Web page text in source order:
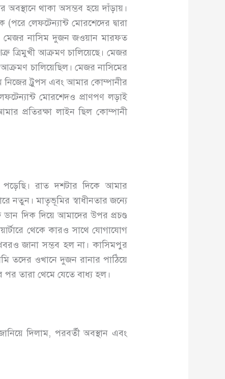
থাকা অসম্ভব হয়ে দাঁড়ায়।
লেফটেন্যান্ট মোরশেদের দ্বারা
মেজর নাসিম দুজন জওয়ান মারফত
ত্রিমুখী আক্রমণ চালিয়েছে। মেজর
চালিয়েছিল। মেজর নাসিমের
নিজের ট্রুপস এবং আমার কোম্পানীর
মোরশেদও প্রাণপণ লড়াই
প্রতিরক্ষা লাইন ছিল কোম্পানী
রাত দশটার দিকে আমার
নতুন। মাতৃভূমির স্বাধীনতার জন্যে
দিক দিয়ে আমাদের উপর প্রচণ্ড
থেকে কারও সাথে যোগাযোগ
জানা সম্ভব হল না। কাসিমপুর
তদের ওখানে দুজন রানার পাঠিয়ে
তারা থেমে যেতে বাধ্য হল।
দিলাম, পরবর্তী অবস্থান এবং